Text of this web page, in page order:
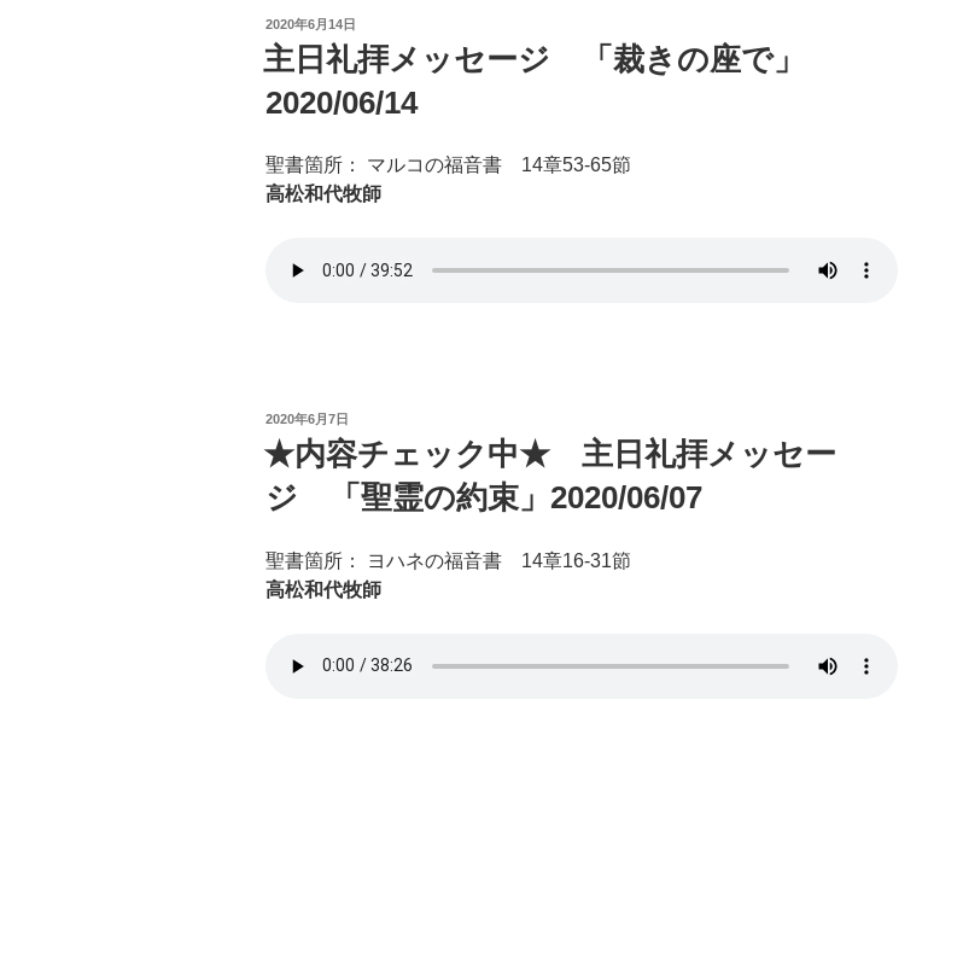
投
稿
日:
2020年6月14日
主日礼拝メッセージ 「裁きの座で」
2020/06/14
聖書箇所： マルコの福音書 14章53-65節
高松和代牧師
投
日:
2020年6月7日
★内容チェック中★ 主日礼拝メッセー
ジ 「聖霊の約束」2020/06/07
聖書箇所： ヨハネの福音書 14章16-31節
高松和代牧師